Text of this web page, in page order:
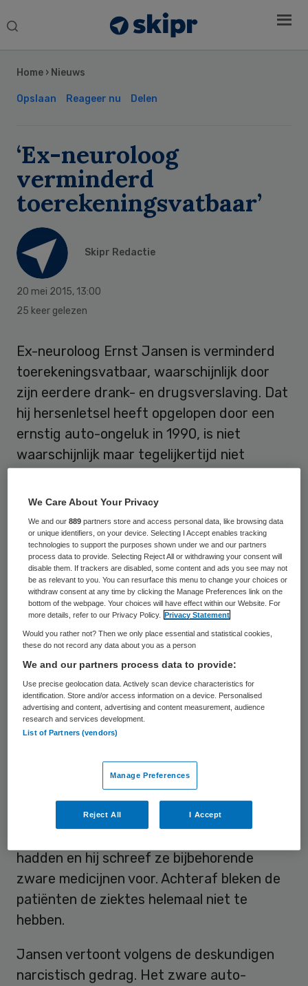
Search
Home › Nieuws
Opslaan Reageer nu Delen
‘Ex-neuroloog
verminderd
toerekeningsvatbaar’
Skipr Redactie
20 mei 2015, 13:00
25 keer gelezen
Ex-neuroloog Ernst Jansen is verminderd
toerekeningsvatbaar, waarschijnlijk door
zijn eerdere drank- en drugsverslaving. Dat
hij hersenletsel heeft opgelopen door een
ernstig auto-ongeluk in 1990, is niet
waarschijnlijk maar tegelijkertijd niet
Dat zeggen diverse deskundigen – een
neuroloog, psychiater en klinisch
psycholoog – na onderzoek naar en
gesprekken met de vorig jaar tot drie jaar
cel veroordeelde ex-neuroloog. Zij
onderschrijven daarmee eerdere conclusies
over de toestand van Jansen.
Verkeerde diagnoses
De advocaat van de voormalig arts had om
aanvullend onderzoek gevraagd voor het
gerechtshof in Arnhem. Jansen is onder
verkeerde diagnoses. Hij vertelde diverse
hadden en hij schreef ze bijbehorende
zware medicijnen voor. Achteraf bleken de
patiënten de ziektes helemaal niet te
hebben.
Jansen vertoont volgens de deskundigen
narcistisch gedrag. Het zware auto-
Sidebar
We Care About Your Privacy
We and our889 partners store and access personal data, like browsing data
or unique identifiers, on your device. Selecting I Accept enables tracking
technologies to support the purposes shown under we and our partners
process data to provide. Selecting Reject All or withdrawing your consent will
disable them. If trackers are disabled, some content and ads you see may not
be as relevant to you. You can resurface this menu to change your choices or
withdraw consent at any time by clicking the Manage Preferences link on the
bottom of the webpage. Your choices will have effect within our Website. For
more details, refer to our Privacy Policy.
Privacy Statement
Would you rather not? Then we only place essential and statistical cookies,
these do not record any data about you as a person
We and our partners process data to provide:
Use precise geolocation data. Actively scan device characteristics for
identification. Store and/or access information on a device. Personalised
advertising and content, advertising and content measurement, audience
research and services development.
List of Partners (vendors)
Manage Preferences
Reject All I Accept